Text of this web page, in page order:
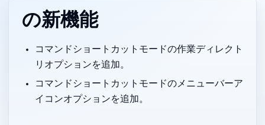
v2.1.9 の新機能
コマンドショートカットモードの作業ディレクト
リオプションを追加。
コマンドショートカットモードのメニューバーア
イコンオプションを追加。